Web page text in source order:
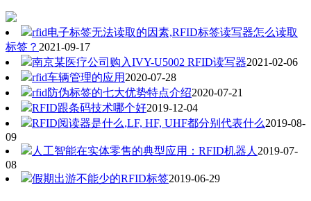
rfid电子标签无法读取的因素,RFID标签读写器怎么读取
标签？ 2021-09-17
南京某医疗公司购入IVY-U5002 RFID读写器2021-02-06
rfid车辆管理的应用 2020-07-28
rfid防伪标签的七大优势特点介绍2020-07-21
RFID跟条码技术哪个好2019-12-04
RFID阅读器是什么,LF, HF, UHF都分别代表什么2019-08-
09
人工智能在实体零售的典型应用：RFID机器人 2019-07-
08
假期出游不能少的RFID标签2019-06-29